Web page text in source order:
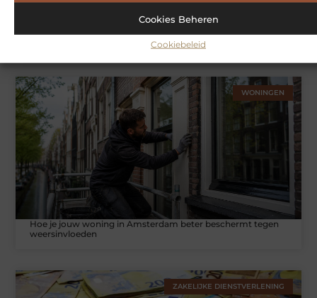
Cookies Beheren
Cookiebeleid
WONINGEN
Hoe je jouw woning in Amsterdam beter beschermt tegen
weersinvloeden
ZAKELIJKE DIENSTVERLENING